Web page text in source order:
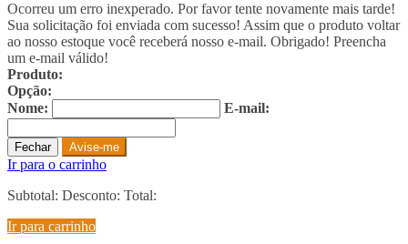
Ocorreu um erro inexperado. Por favor tente novamente mais tarde!
Sua solicitação foi enviada com sucesso! Assim que o produto voltar
ao nosso estoque você receberá nosso e-mail. Obrigado! Preencha
um e-mail válido!
Produto:
Opção:
Nome:
E-mail:
Fechar Avise-me
Ir para o carrinho
Subtotal: Desconto: Total:
Ir para carrinho